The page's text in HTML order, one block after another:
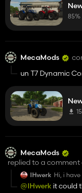
85%
MecaMods
un T7 Dynamic
MecaMods
replied to a
IHwerk Hi, i
@IHwerk it could